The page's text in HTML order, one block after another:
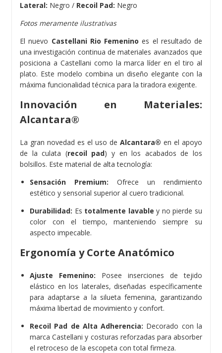
Lateral: Negro / Recoil Pad: Negro
Fotos meramente ilustrativas
El nuevo Castellani Rio Femenino es el resultado de
una investigación continua de materiales avanzados que
posiciona a Castellani como la marca líder en el tiro al
plato. Este modelo combina un diseño elegante con la
máxima funcionalidad técnica para la tiradora exigente.
Innovación en Materiales:
Alcantara®
La gran novedad es el uso de Alcantara® en el apoyo
de la culata (recoil pad) y en los acabados de los
bolsillos. Este material de alta tecnología:
Sensación Premium: Ofrece un rendimiento
estético y sensorial superior al cuero tradicional.
Durabilidad: Es totalmente lavable y no pierde su
color con el tiempo, manteniendo siempre su
aspecto impecable.
Ergonomía y Corte Anatómico
Ajuste Femenino: Posee inserciones de tejido
elástico en los laterales, diseñadas específicamente
para adaptarse a la silueta femenina, garantizando
máxima libertad de movimiento y confort.
Recoil Pad de Alta Adherencia: Decorado con la
marca Castellani y costuras reforzadas para absorber
el retroceso de la escopeta con total firmeza.